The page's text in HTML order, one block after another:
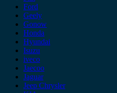
Ford
Geely
Gonow
Honda
Hyundai
Isuzu
iveco
Jaecoo
Jaguar
Jeep Chrysler